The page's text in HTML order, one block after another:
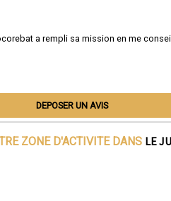
a rempli sa mission en me
DEPOSER UN AVIS
ZONE D'ACTIVITE DANS LE